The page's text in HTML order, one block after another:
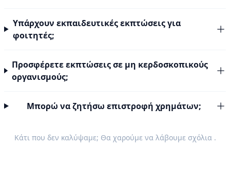
Υπάρχουν εκπαιδευτικές εκπτώσεις για
φοιτητές;
Προσφέρετε εκπτώσεις σε μη κερδοσκοπικούς
οργανισμούς;
Μπορώ να ζητήσω επιστροφή χρημάτων;
Κάτι που δεν καλύψαμε; Θα χαρούμε να λάβουμε σχόλια.